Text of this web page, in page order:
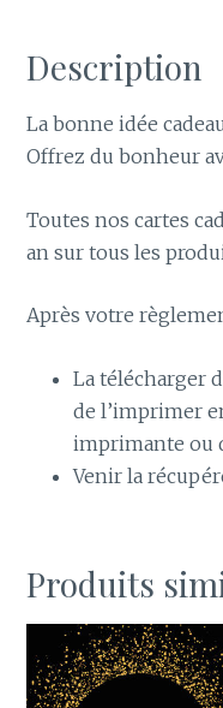
Description
La bonne idée
Offrez du bonheur
Toutes nos cartes
an sur tous les
Après votre
La télécharger
de l’imprimer
imprimante ou
Venir la
Produits